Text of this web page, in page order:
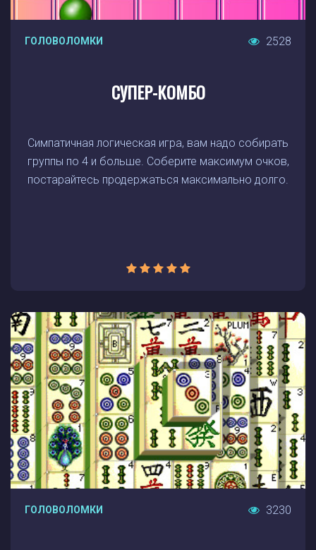
ГОЛОВОЛОМКИ 2528
СУПЕР-КОМБО
Симпатичная логическая игра, вам надо собирать
группы по 4 и больше. Соберите максимум очков,
постарайтесь продержаться максимально долго.
ГОЛОВОЛОМКИ 3230